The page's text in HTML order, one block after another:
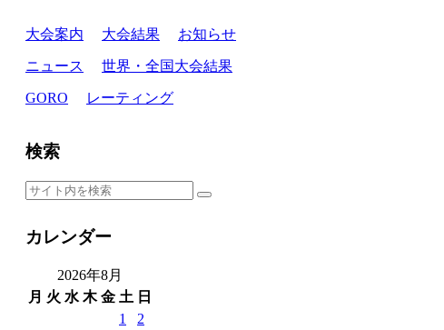
大会案内 大会結果 お知らせ
ニュース 世界・全国大会結果
GORO レーティング
検索
カレンダー
2026年8月
月 火 水 木 金 土 日
1
2